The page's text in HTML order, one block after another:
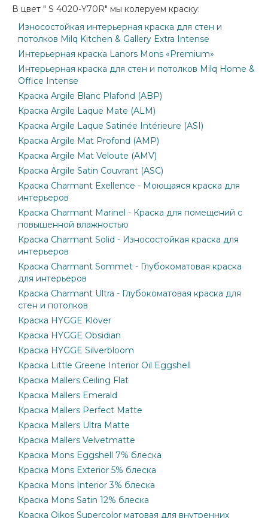
В цвет " S 4020-Y70R" мы колеруем краску:
Износостойкая интерьерная краска для стен и
потолков Milq Kitchen & Gallery Extra Intense
Интерьерная краска Lanors Mons «Premium»
Интерьерная краска для стен и потолков Milq Home &
Office Intense
Краска Argile Blanc Plafond (ABP)
Краска Argile Laque Mate (ALM)
Краска Argile Laque Satinée Intérieure (ASI)
Краска Argile Mat Profond (AMP)
Краска Argile Mat Veloute (AMV)
Краска Argile Satin Couvrant (ASC)
Краска Charmant Exellence - Моющаяся краска для
интерьеров
Краска Charmant Marinel - Краска для помещений с
повышенной влажностью
Краска Charmant Solid - Износостойкая краска для
интерьеров
Краска Charmant Sommet - Глубокоматовая краска
для интерьеров
Краска Charmant Ultra - Глубокоматовая краска для
стен и потолков
Краска HYGGE Klöver
Краска HYGGE Obsidian
Краска HYGGE Silverbloom
Краска Little Greene Interior Oil Eggshell
Краска Mallers Ceiling Flat
Краска Mallers Emerald
Краска Mallers Perfect Matte
Краска Mallers Ultra Matte
Краска Mallers Velvetmatte
Краска Mons Eggshell 7% блеска
Краска Mons Exterior 5% блеска
Краска Mons Interior 3% блеска
Краска Mons Satin 12% блеска
Краска Oikos Supercolor матовая для внутренних